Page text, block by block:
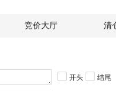
竞价大厅 清
开头 结尾